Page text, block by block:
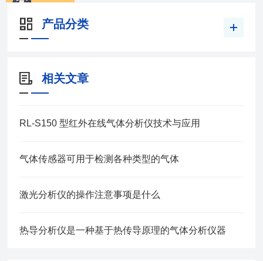
产品分类
相关文章
RL‑S150 型红外在线气体分析仪技术与应用
气体传感器可用于检测各种类型的气体
激光分析仪的操作注意事项是什么
热导分析仪是一种基于热传导原理的气体分析仪器